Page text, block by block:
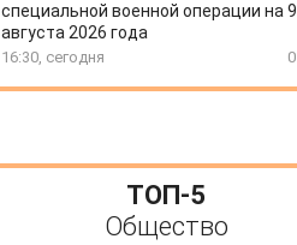
специальной военной операции на 9
августа 2026 года
16:30, сегодня 0
ТОП-5
Общество